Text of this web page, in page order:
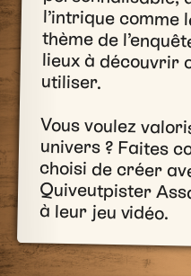
utiliser.
Vous voulez
univers ? Faites
choisi de
Quiveutpister
à leur jeu vidéo.